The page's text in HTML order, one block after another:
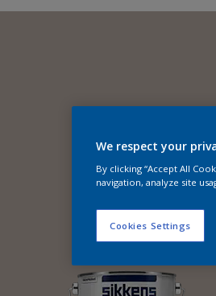
We respect your
By clicking “Accept All
navigation, analyze site
Cookies Settings